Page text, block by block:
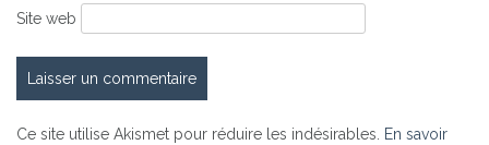
Site web
Ce site utilise Akismet pour réduire les indésirables. En savoir